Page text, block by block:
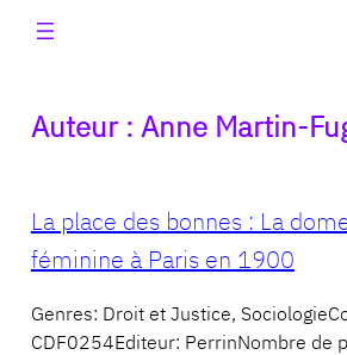
Auteur : Anne Martin-
La place des bonnes : La
féminine à Paris en 1900
Genres: Droit et Justice,
CDF0254Editeur: PerrinNombre de